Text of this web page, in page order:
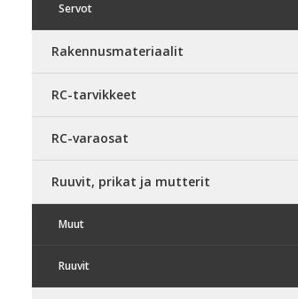
Servot
Rakennusmateriaalit
RC-tarvikkeet
RC-varaosat
Ruuvit, prikat ja mutterit
Muut
Ruuvit